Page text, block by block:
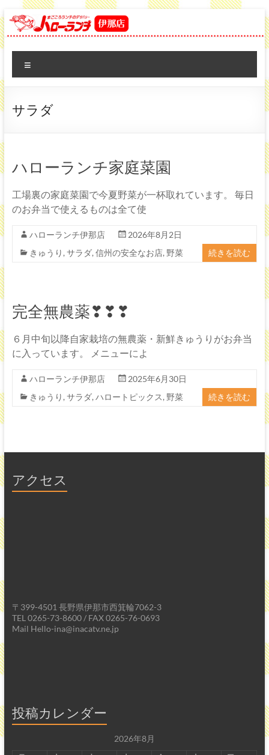
コ
ン
テ
ン
ス
キ
ッ
日
配
給
食
当
の
ハ
ロ
ー
ン
チ
伊
那
店
こ
の
デ
伊
那
ラ
ン
伊
ニ
ー
サラダ
ハローランチ家庭菜園
工場裏の家庭菜園で今夏野菜が一杯取れています。 毎日
のお弁当で使えるものは全て使
ハローランチ伊那店
2026年8月2日
きゅうり , サラダ, 信州の安全なお店, 野菜 続きを読む
完全無農薬❣❣❣
６月中旬以降自家栽培の無農薬・新鮮きゅうりがお弁当
に入っています。 メニューによ
ハローランチ伊那店
2025年6月30日
きゅうり , サラダ, ハロートピックス, 野菜 続きを読む
アクセス
〒399-4501 長野県伊那市西箕輪7062-3
TEL 0265-73-8600 / FAX 0265-76-0693
Mail Hello-ina@inacatv.ne.jp
投稿カレンダー
2026年8月